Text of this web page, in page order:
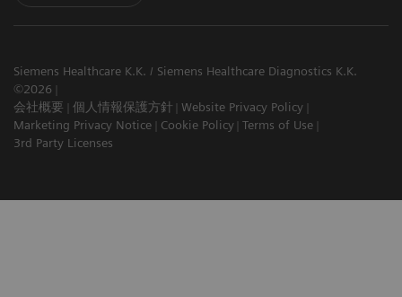
Siemens Healthcare K.K. / Siemens Healthcare Diagnostics K.K.
©2026
会社概要
個人情報保護方針
Website Privacy Policy
Marketing Privacy Notice
Cookie Policy Terms of Use
3rd Party Licenses